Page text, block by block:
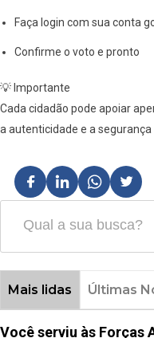
Faça login com sua conta
Confirme o voto e pronto
💡 Importante
Cada cidadão pode apoiar
a autenticidade e a segurança
Mais lidas Últimas
Você serviu às Forças